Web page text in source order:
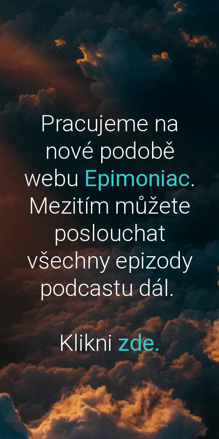
Pracujeme na
nové podobě
webu Epimoniac.
Mezitím můžete
poslouchat
všechny epizody
podcastu dál.
Kliknizde.